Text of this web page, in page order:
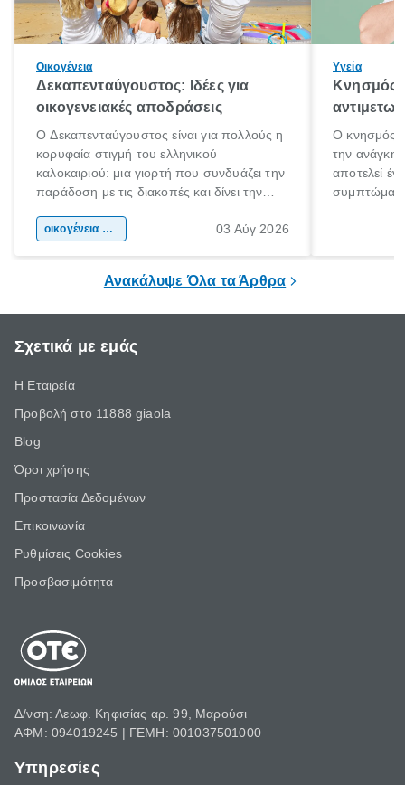
Οικογένεια
Δεκαπενταύγουστος: Ιδέες για
οικογενειακές αποδράσεις
Ο Δεκαπενταύγουστος είναι για πολλούς η
κορυφαία στιγμή του ελληνικού
καλοκαιριού: μια γιορτή που συνδυάζει την
παράδοση με τις διακοπές και δίνει την
χώρας. Είτε πρόκειται για λίγες μέρες
οικογένεια & παιδί 03 Αύγ 2026
Υγεία
Κνησμός:
Ο κνησμός
την ανάγκη
αποτελεί
Ανακάλυψε Όλα τα Άρθρα
Σχετικά με εμάς
Η Εταιρεία
Προβολή στο 11888 giaola
Blog
Όροι χρήσης
Προστασία Δεδομένων
Επικοινωνία
Ρυθμίσεις Cookies
Προσβασιμότητα
Δ/νση: Λεωφ. Κηφισίας αρ. 99, Μαρούσι
ΑΦΜ: 094019245 | ΓΕΜΗ: 001037501000
Υπηρεσίες